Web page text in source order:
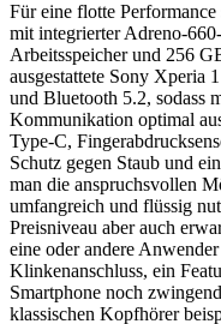
Für eine flotte
mit integrierter Adreno-
Arbeitsspeicher und 256
ausgestattete Sony Xperia
und Bluetooth 5.2, sodass
Kommunikation optimal
Type-C,
Schutz gegen Staub und
man die anspruchsvollen
umfangreich und flüssig
Preisniveau aber auch
eine oder andere
Klinkenanschluss, ein
Smartphone noch
klassischen Kopfhörer